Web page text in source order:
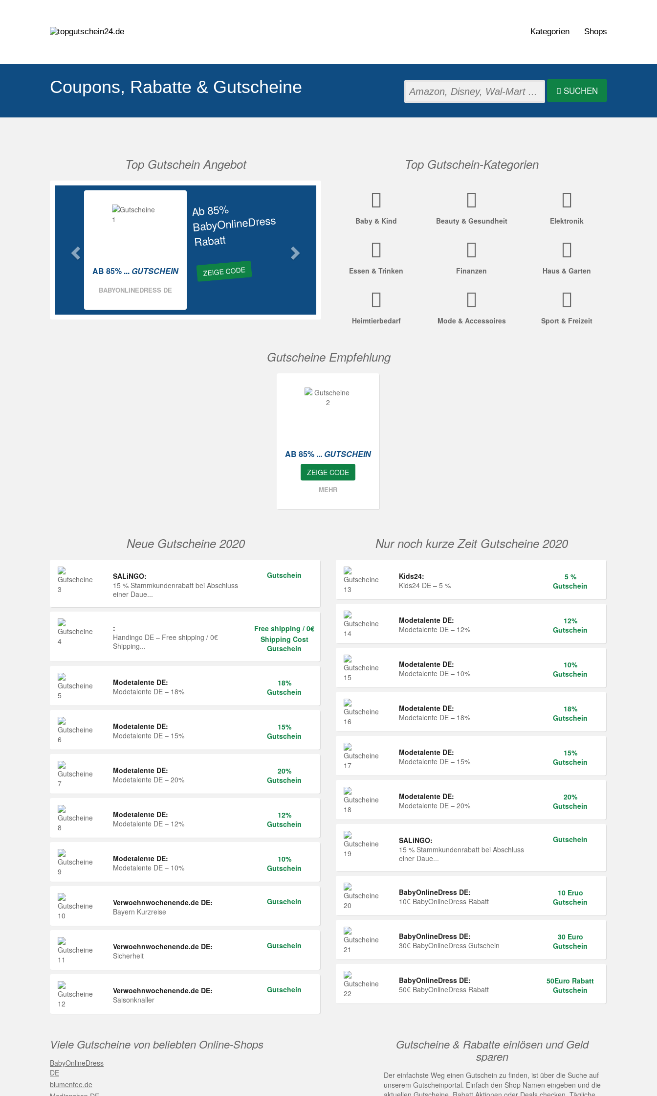
Kategorien Shops
Coupons, Rabatte & Gutscheine SUCHEN
Top Gutschein Angebot
Ab 85%
BabyOnlineDress
Rabatt
ZEIGE CODE
AB 85% ... GUTSCHEIN
BABYONLINEDRESS DE
Vorherige
Top Gutschein-Kategorien
Baby & Kind Beauty & Gesundheit Elektronik
Essen & Trinken Finanzen Haus & Garten
Heimtierbedarf Mode & Accessoires Sport & Freizeit
Gutscheine Empfehlung
AB 85% ... GUTSCHEIN
ZEIGE CODE
MEHR
Neue Gutscheine 2020
SALiNGO:
15 % Stammkundenrabatt bei Abschluss
einer Daue...
Gutschein
:
Handingo DE – Free shipping / 0€
Shipping...
Free shipping / 0€
Shipping Cost
Gutschein
Modetalente DE:
Modetalente DE – 18%
18%
Gutschein
Modetalente DE:
Modetalente DE – 15%
15%
Gutschein
Modetalente DE:
Modetalente DE – 20%
20%
Gutschein
Modetalente DE:
Modetalente DE – 12%
12%
Gutschein
Modetalente DE:
Modetalente DE – 10%
10%
Gutschein
Verwoehnwochenende.de DE:
Bayern Kurzreise
Gutschein
Verwoehnwochenende.de DE:
Sicherheit
Gutschein
Verwoehnwochenende.de DE:
Saisonknaller
Gutschein
Nur noch kurze Zeit Gutscheine 2020
Kids24:
Kids24 DE – 5 %
5 %
Gutschein
Modetalente DE:
Modetalente DE – 12%
12%
Gutschein
Modetalente DE:
Modetalente DE – 10%
10%
Gutschein
Modetalente DE:
Modetalente DE – 18%
18%
Gutschein
Modetalente DE:
Modetalente DE – 15%
15%
Gutschein
Modetalente DE:
Modetalente DE – 20%
20%
Gutschein
SALiNGO:
15 % Stammkundenrabatt bei Abschluss
einer Daue...
Gutschein
BabyOnlineDress DE:
10€ BabyOnlineDress Rabatt
10 Eruo
Gutschein
BabyOnlineDress DE:
30€ BabyOnlineDress Gutschein
30 Euro
Gutschein
BabyOnlineDress DE:
50€ BabyOnlineDress Rabatt
50Euro Rabatt
Gutschein
Viele Gutscheine von beliebten Online-Shops
BabyOnlineDress
DE
blumenfee.de
Gutscheine & Rabatte einlösen und Geld
sparen
Der einfachste Weg einen Gutschein zu finden, ist über die Suche auf
unserem Gutscheinportal. Einfach den Shop Namen eingeben und die